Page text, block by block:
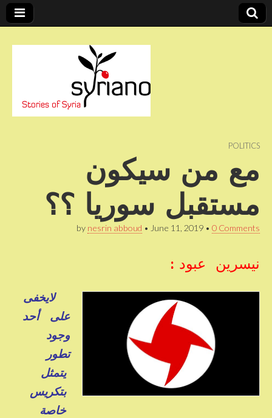
syriano POLITICS
مع من سيكون
مستقبل سوريا ؟؟
by nesrin abboud • June 11, 2019 • 0 Comments
نيسرين عبود :
لايخفى
على أحد
وجود
تطور
يتمثل
بتكريس
خاصة